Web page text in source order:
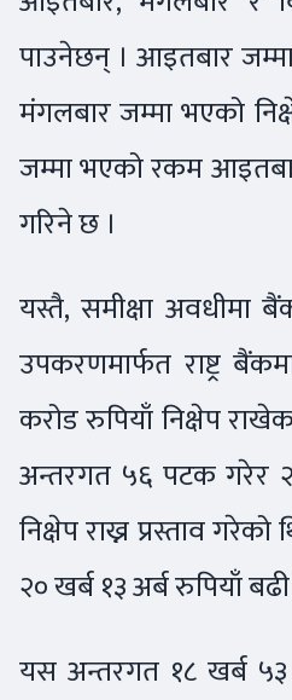
पाउनेछन् । आइतबार
मंगलबार जम्मा भएको
जम्मा भएको रकम
गरिने छ ।
यस्तै, समीक्षा
उपकरणमार्फत राष्ट्र
करोड रुपियाँ निक्षेप
अन्तरगत ५६ पटक गरेर
निक्षेप राख्न प्रस्ताव
२० खर्ब १३ अर्ब रुपियाँ
यस अन्तरगत १८ खर्ब